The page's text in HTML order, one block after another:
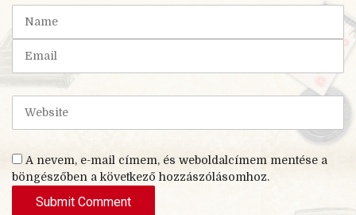
*
i
s
i
t
A nevem, e-mail címem, és weboldalcímem mentése a
böngészőben a következő hozzászólásomhoz.